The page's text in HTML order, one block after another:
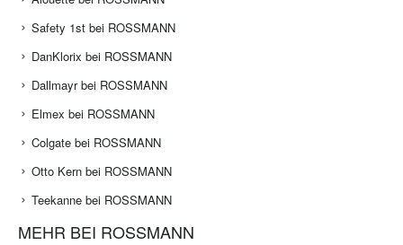
Safety 1st bei ROSSMANN
DanKlorix bei ROSSMANN
Dallmayr bei ROSSMANN
Elmex bei ROSSMANN
Colgate bei ROSSMANN
Otto Kern bei ROSSMANN
Teekanne bei ROSSMANN
MEHR BEI ROSSMANN